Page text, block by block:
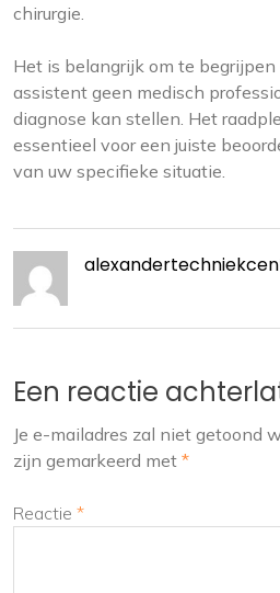
chirurgie.
Het is belangrijk om te
assistent geen medisch
diagnose kan stellen. Het
essentieel voor een juiste
van uw specifieke situatie.
Een reactie
Je e-mailadres zal niet getoond
zijn gemarkeerd met *
Reactie *